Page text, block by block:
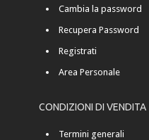
Cambia la password
Recupera Password
Registrati
Area Personale
CONDIZIONI DI VENDITA
Termini generali